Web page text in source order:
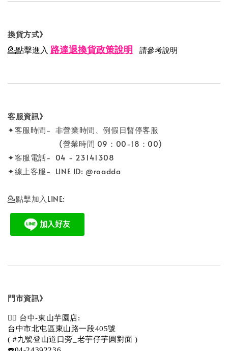
換貨方式》
💁點擊進入 路達退換貨政策說明 請參考說明
客服資訊》
✦客服時間- 非營業時間、例假日暫停客服
(營業時間 09：00-18：00)
✦客服電話- 04 - 23141308
✦線上客服- LINE ID: @roadda
💁點擊加入LINE:
門市資訊》
💁‍♀️ 台中-東山芋園店:
台中市北屯區東山路一段405號
( #九號登山道口旁_老芋仔芋圓對面 )